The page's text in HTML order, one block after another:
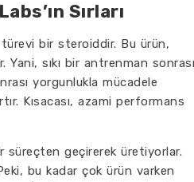
Sırları
bir steroiddir. Bu ürün,
Yani, sıkı bir antrenman sonrası
yorgunlukla mücadele
Kısacası, azami performans
süreçten geçirerek üretiyorlar.
bu kadar çok ürün varken